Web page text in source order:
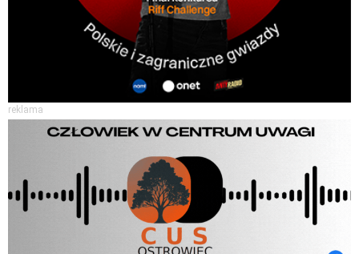
reklama